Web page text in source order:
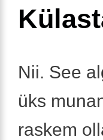
Nii. See
üks
raskem